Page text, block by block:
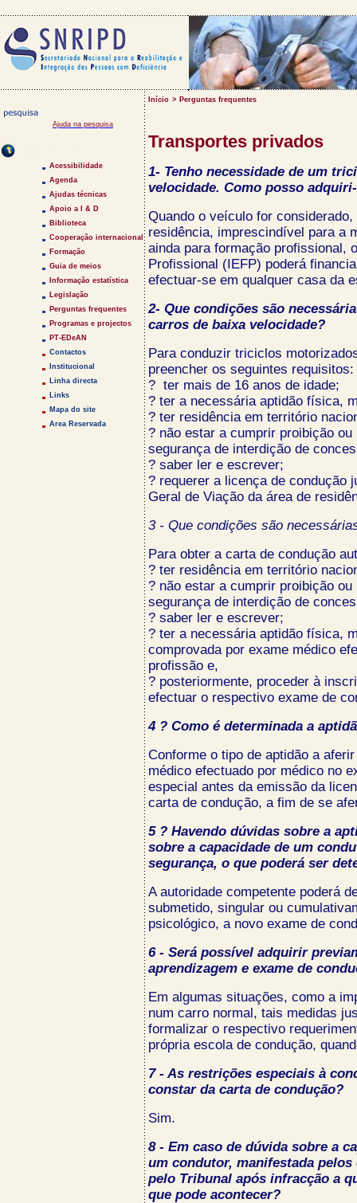
Início > Perguntas frequentes
Ajuda na pesquisa
Acessibilidade
Agenda
Ajudas técnicas
Apoio a I & D
Biblioteca
Cooperação internacional
Formação
Guia de meios
Informação estatística
Legislação
Perguntas frequentes
Programas e projectos
PT-EDeAN
Contactos
Institucional
Linha directa
Links
Mapa do site
Area Reservada
Transportes privados
1- Tenho necessidade de um
velocidade. Como posso
Quando o veículo for
residência, imprescindível para a
ainda para formação profissional,
Profissional (IEFP) poderá
efectuar-se em qualquer casa da
2- Que condições são
carros de baixa velocidade?
Para conduzir triciclos
preencher os seguintes requisitos:
? ter mais de 16 anos de idade;
? ter a necessária aptidão física,
? ter residência em território
? não estar a cumprir proibição
segurança de interdição de
? saber ler e escrever;
? requerer a licença de condução
Geral de Viação da área de
3 - Que condições são
Para obter a carta de condução
? ter residência em território
? não estar a cumprir proibição
segurança de interdição de
? saber ler e escrever;
? ter a necessária aptidão física,
comprovada por exame médico
profissão e,
? posteriormente, proceder à
efectuar o respectivo exame de
4 ? Como é determinada a
Conforme o tipo de aptidão a
médico efectuado por médico no
especial antes da emissão da
carta de condução, a fim de se
5 ? Havendo dúvidas sobre a
sobre a capacidade de um
segurança, o que poderá ser
A autoridade competente poderá
submetido, singular ou
psicológico, a novo exame de
6 - Será possível adquirir
aprendizagem e exame de
Em algumas situações, como a
num carro normal, tais medidas
formalizar o respectivo
própria escola de condução,
7 - As restrições especiais à
constar da carta de condução?
Sim.
8 - Em caso de dúvida sobre a
um condutor, manifestada
pelo Tribunal após infracção a
que pode acontecer?